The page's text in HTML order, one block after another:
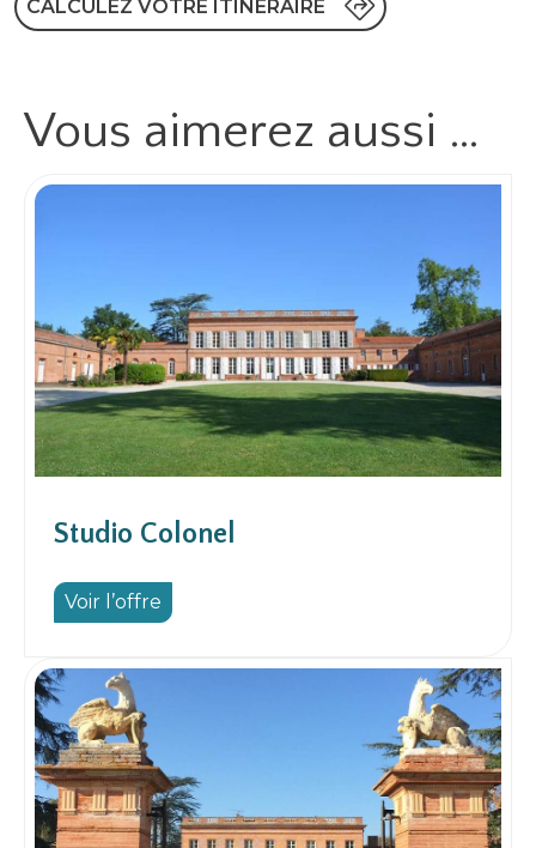
CALCULEZ VOTRE ITINÉRAIRE
Vous aimerez aussi …
Studio Colonel
Voir l’offre